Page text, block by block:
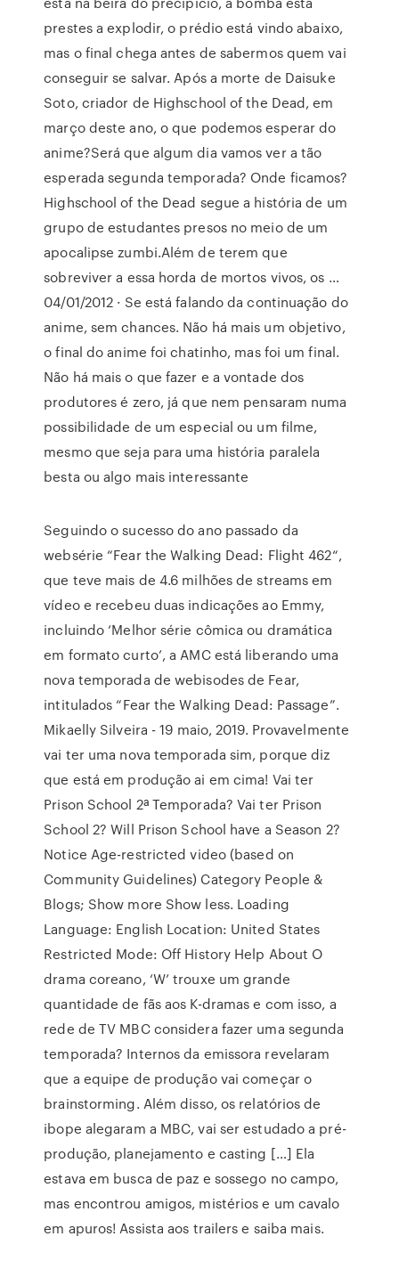
prestes a explodir, o prédio está vindo abaixo,
mas o final chega antes de sabermos quem vai
conseguir se salvar. Após a morte de Daisuke
Soto, criador de Highschool of the Dead, em
março deste ano, o que podemos esperar do
anime?Será que algum dia vamos ver a tão
esperada segunda temporada? Onde ficamos?
Highschool of the Dead segue a história de um
grupo de estudantes presos no meio de um
apocalipse zumbi.Além de terem que
sobreviver a essa horda de mortos vivos, os …
04/01/2012 · Se está falando da continuação do
anime, sem chances. Não há mais um objetivo,
o final do anime foi chatinho, mas foi um final.
Não há mais o que fazer e a vontade dos
produtores é zero, já que nem pensaram numa
possibilidade de um especial ou um filme,
mesmo que seja para uma história paralela
besta ou algo mais interessante
Seguindo o sucesso do ano passado da
websérie “Fear the Walking Dead: Flight 462“,
que teve mais de 4.6 milhões de streams em
vídeo e recebeu duas indicações ao Emmy,
incluindo ‘Melhor série cômica ou dramática
em formato curto’, a AMC está liberando uma
nova temporada de webisodes de Fear,
intitulados “Fear the Walking Dead: Passage”.
Mikaelly Silveira - 19 maio, 2019. Provavelmente
vai ter uma nova temporada sim, porque diz
que está em produção ai em cima! Vai ter
Prison School 2ª Temporada? Vai ter Prison
School 2? Will Prison School have a Season 2?
Notice Age-restricted video (based on
Community Guidelines) Category People &
Blogs; Show more Show less. Loading
Language: English Location: United States
Restricted Mode: Off History Help About O
drama coreano, ‘W’ trouxe um grande
quantidade de fãs aos K-dramas e com isso, a
rede de TV MBC considera fazer uma segunda
temporada? Internos da emissora revelaram
que a equipe de produção vai começar o
brainstorming. Além disso, os relatórios de
ibope alegaram a MBC, vai ser estudado a pré-
produção, planejamento e casting […] Ela
estava em busca de paz e sossego no campo,
mas encontrou amigos, mistérios e um cavalo
em apuros! Assista aos trailers e saiba mais.